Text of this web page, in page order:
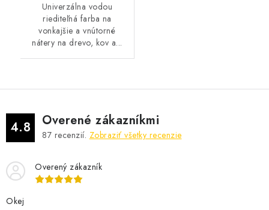
Univerzálna vodou
riediteľná farba na
vonkajšie a vnútorné
nátery na drevo, kov a...
4.8 Overené zákazníkmi
87 recenzií. Zobraziť všetky recenzie
Overený zákazník
Okej